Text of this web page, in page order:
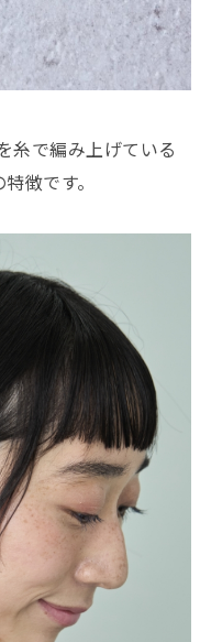
糸で編み上げている
徴です。